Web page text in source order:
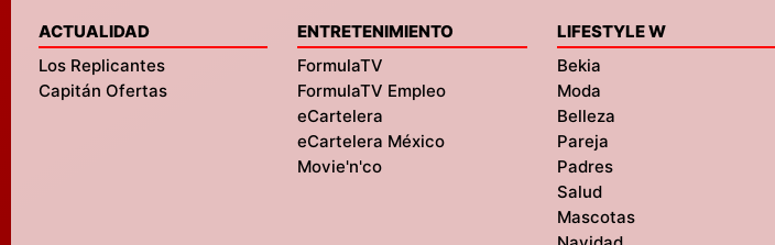
ACTUALIDAD
Los Replicantes
Capitán Ofertas
ENTRETENIMIENTO
FormulaTV
FormulaTV Empleo
eCartelera
eCartelera México
Movie'n'co
LIFESTYLE W
Bekia
Moda
Belleza
Pareja
Padres
Salud
Mascotas